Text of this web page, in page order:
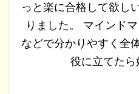
っと楽に合格して欲し
りました。 マインド
などで分かりやすく全
役に立てたら